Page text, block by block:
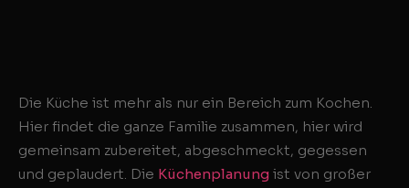
Die Küche ist mehr als nur ein Bereich zum Kochen.
Hier findet die ganze Familie zusammen, hier wird
gemeinsam zubereitet, abgeschmeckt, gegessen
und geplaudert. Die Küchenplanung ist von großer